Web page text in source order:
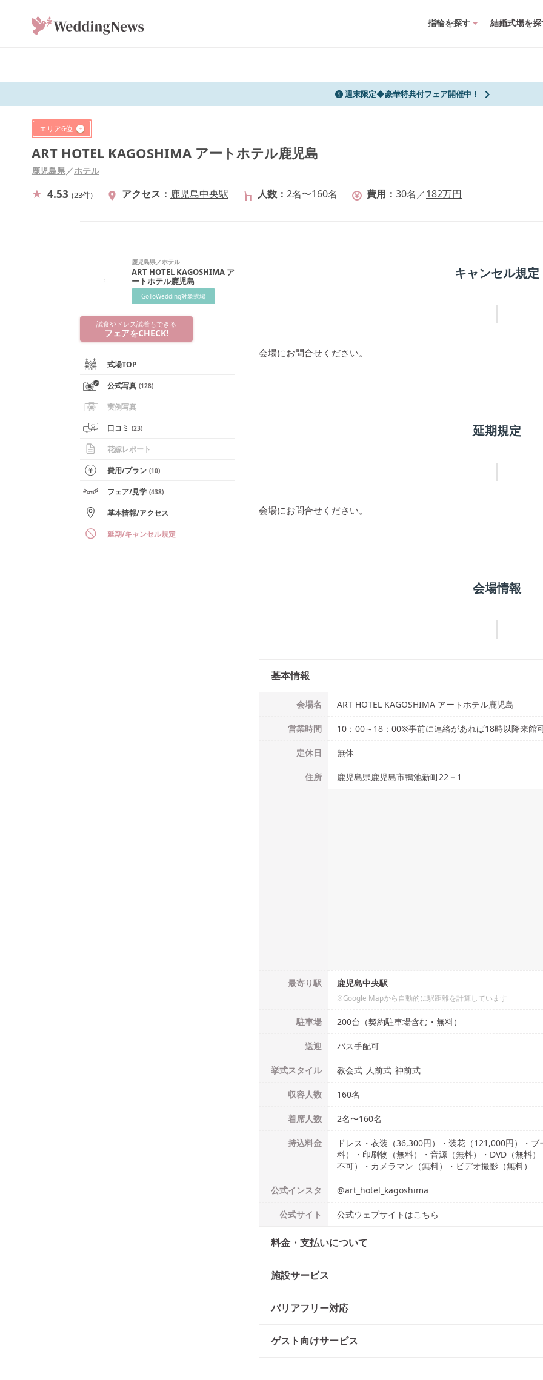
指輪を探す 結婚式場を
週末限定◆豪華特典付フェア開催中！
エリア6位
ART HOTEL KAGOSHIMA アートホテル鹿児島
鹿児島県／ホテル
4.53 (23件) アクセス 鹿児島中央駅 人数 2名〜160名 費用 30名 ／182万円
鹿児島県／ホテル
ART HOTEL KAGOSHIMA ア
ートホテル鹿児島
GoToWedding対象式場
試食やドレス試着もできる
フェアをCHECK!
式場TOP
公式写真 (128)
実例写真
口コミ (23)
花嫁レポート
費用/プラン (10)
フェア/見学 (438)
基本情報/アクセス
延期/キャンセル規定
キャンセル規定
会場にお問合せください。
延期規定
会場にお問合せください。
会場情報
基本情報
会場名 ART HOTEL KAGOSHIMA アートホテル鹿児島
営業時間 10：00～18：00※事前に連絡があれば18時以降来館
定休日 無休
住所 鹿児島県鹿児島市鴨池新町22－1
最寄り駅 鹿児島中央駅
※Google Mapから自動的に駅距離を計算しています
駐車場 200台（契約駐車場含む・無料）
送迎 バス手配可
挙式スタイル 教会式 人前式 神前式
収容人数 160名
着席人数 2名〜160名
持込料金
ドレス・衣装（36,300円）・装花（121,000円）・
料）・印刷物（無料）・音源（無料）・DVD（無料
不可）・カメラマン（無料）・ビデオ撮影（無料）
公式インスタ @art_hotel_kagoshima
公式サイト 公式ウェブサイトはこちら
料金・支払いについて
施設サービス
バリアフリー対応
ゲスト向けサービス